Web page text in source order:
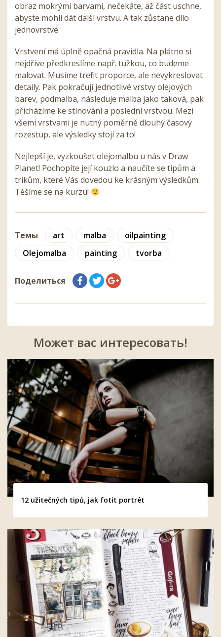
obraz mokrými barvami, nečekáte, až část uschne,
abyste mohli dát další vrstvu. A tak zůstane dílo
jednovrstvé.
Vrstvení má úplně opačná pravidla. Na plátno si
nejdříve předkreslíme např. tužkou, co budeme
malovat. Musíme trefit proporce, ale nevykreslovat
detaily. Pak pokračují jednotlivé vrstvy olejových
barev, podmalba, následuje malba jako taková, pak
přicházíme ke stínování a poslední vrstvou. Mezi
všemi vrstvami je nutný poměrně dlouhý časový
rozestup, ale výsledky stojí za to!
Nejlepší je, vyzkoušet olejomalbu u nás v Draw
Planet! Pochopíte její kouzlo a naučíte se tipům a
trikům, které Vás dovedou ke krásným výsledkům.
Těšíme se na kurzu!
Темы art malba
oilpainting
Olejomalba
painting tvorba
Поделиться
Может вас интересовать!
12 užitečných tipů, jak fotit portrét